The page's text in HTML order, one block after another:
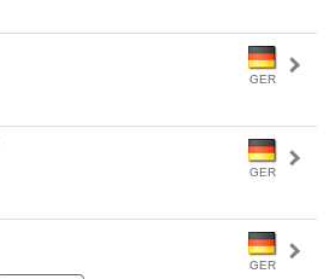
GER
GER
GER